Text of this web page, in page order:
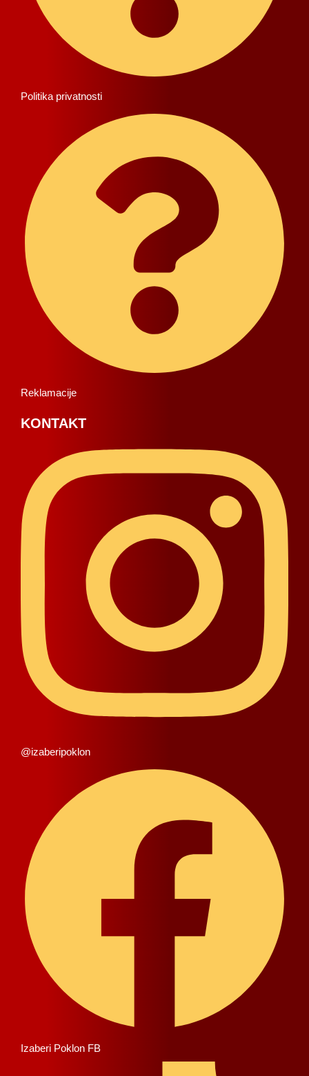
Politika privatnosti
Reklamacije
KONTAKT
@izaberipoklon
Izaberi Poklon FB